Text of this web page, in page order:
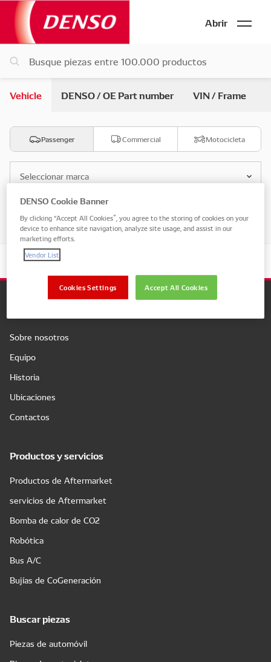
Abrir
Vehicle DENSO / OE Part number VIN / Frame
Passenger Commercial Motocicleta
Seleccionar marca
Seleccionar modelo
Sobre nosotros
Equipo
Historia
Ubicaciones
Contactos
Productos y servicios
Productos de Aftermarket
servicios de Aftermarket
Bomba de calor de CO2
Robótica
Bus A/C
Bujías de CoGeneración
Buscar piezas
Piezas de automóvil
DENSO Cookie Banner
By clicking “Accept All Cookies”, you agree to the storing of cookies on your
device to enhance site navigation, analyze site usage, and assist in our
marketing efforts.
Vendor List
Accept All Cookies
Cookies Settings